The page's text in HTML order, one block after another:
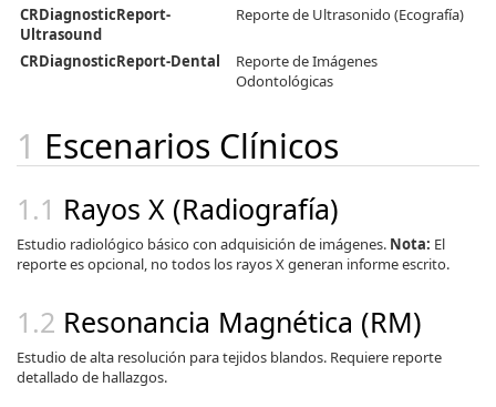
CRDiagnosticReport-
Ultrasound
Reporte de Ultrasonido (Ecografía)
CRDiagnosticReport-Dental
Reporte de Imágenes
Odontológicas
Escenarios Clínicos
Rayos X (Radiografía)
Estudio radiológico básico con adquisición de imágenes. Nota: El
reporte es opcional, no todos los rayos X generan informe escrito.
Resonancia Magnética (RM)
Estudio de alta resolución para tejidos blandos. Requiere reporte
detallado de hallazgos.